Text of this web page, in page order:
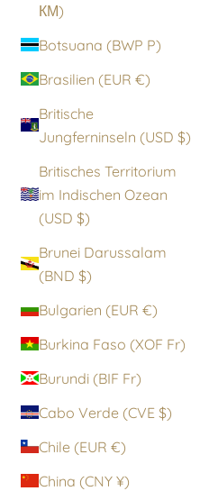
КМ)
Botsuana (BWP P)
Brasilien (EUR €)
Britische
Jungferninseln (USD $)
Britisches Territorium
im Indischen Ozean
(USD $)
Brunei Darussalam
(BND $)
Bulgarien (EUR €)
Burkina Faso (XOF Fr)
Burundi (BIF Fr)
Cabo Verde (CVE $)
Chile (EUR €)
China (CNY ¥)